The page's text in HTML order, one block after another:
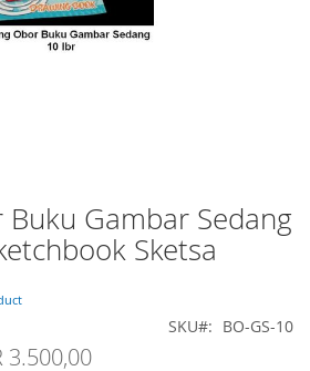
Gambar Sedang
Sketsa
3.500,00
SKU BO-GS-10